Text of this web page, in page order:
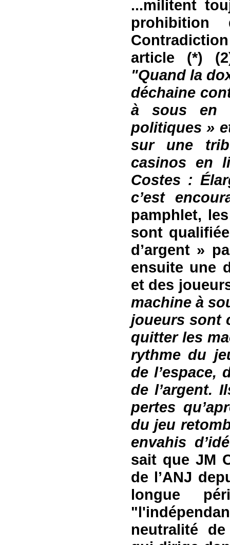
...militent
article
(*)
"Quand la
déchaine
à sous en
politiques »
sur une
casinos en
Costes :
c’est
pamphlet,
sont
d’argent »
ensuite une
et des
machine à
joueurs sont
quitter les
rythme du
de l’espace,
de l’argent.
pertes
du jeu
envahis
sait queJM
de l’ANJ
longue
neutralité